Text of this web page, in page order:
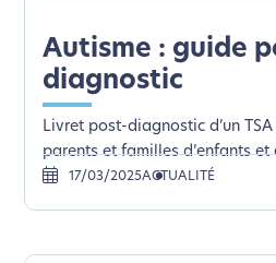
Autisme : guide
diagnostic
Livret post-diagnostic d’un
parents et familles d’enfants et
17/03/2025ACTUALITÉ